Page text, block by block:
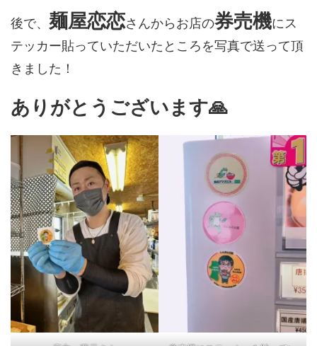
後で、 麺屋恋恋さんからお店の券売機にス
テッカー貼っていただいたところを写真で送って頂
きました！
ありがとうございます🙏